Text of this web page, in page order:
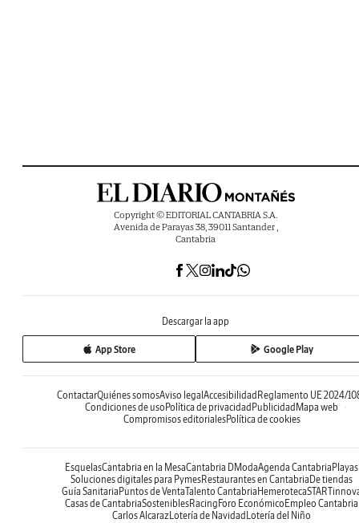
Copyright © EDITORIAL CANTABRIA S.A.
Avenida de Parayas 38, 39011 Santander ,
Cantabria
Descargar la app
App Store Google Play
ContactarQuiénes somosAviso legal Accesibilidad Reglamento UE 2024/
Condiciones de uso Política de privacidad Publicidad Mapa web
Compromisos editorialesPolítica de cookies
EsquelasCantabria en la MesaCantabria DModaAgenda Cantabria Playas
Soluciones digitales para PymesRestaurantes en Cantabria De tiendas
Guía Sanitaria Puntos de VentaTalento Cantabria Hemeroteca
Casas de CantabriaSosteniblesRacing Foro Económico Empleo Cantabria
Carlos AlcarazLotería de Navidad Lotería del Niño